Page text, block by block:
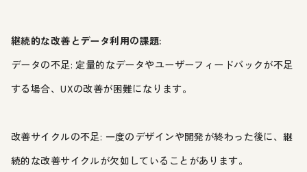
継続的な改善とデータ利用の課題:
データの不足: 定量的なデータやユーザーフィードバックが不足
する場合、UXの改善が困難になります。
改善サイクルの不足: 一度のデザインや開発が終わった後に、継
続的な改善サイクルが欠如していることがあります。